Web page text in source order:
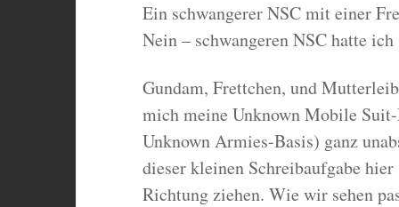
Ein schwangerer NSC mit einer
Nein – schwangeren NSC hatte
Gundam, Frettchen, und
mich meine Unknown Mobile
Unknown Armies-Basis) ganz
dieser kleinen Schreibaufgabe
Richtung ziehen. Wie wir sehen